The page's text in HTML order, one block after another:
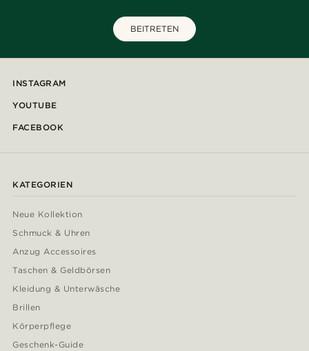
BEITRETEN
INSTAGRAM
YOUTUBE
FACEBOOK
KATEGORIEN
Neue Kollektion
Schmuck & Uhren
Anzug Accessoires
Taschen & Geldbörsen
Kleidung & Unterwäsche
Brillen
Körperpflege
Geschenk-Guide